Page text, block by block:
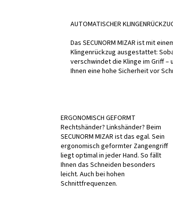
AUTOMATISCHER
Das SECUNORM MIZAR ist mit
Klingenrückzug ausgestattet:
verschwindet die Klinge im Griff –
Ihnen eine hohe Sicherheit vor
ERGONOMISCH GEFORMT
Rechtshänder? Linkshänder? Beim
SECUNORM MIZAR ist das egal. Sein
ergonomisch geformter Zangengriff
liegt optimal in jeder Hand. So fällt
Ihnen das Schneiden besonders
leicht. Auch bei hohen
Schnittfrequenzen.